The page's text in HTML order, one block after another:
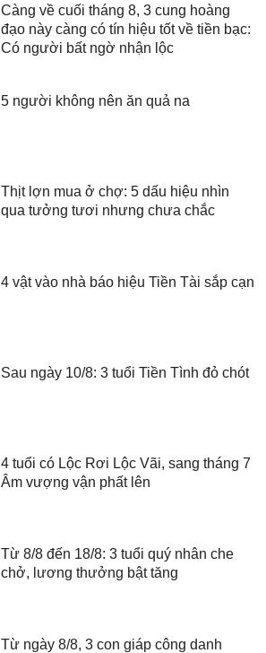
Càng về cuối tháng 8, 3 cung hoàng
đạo này càng có tín hiệu tốt về tiền bạc:
Có người bất ngờ nhận lộc
5 người không nên ăn quả na
Thịt lợn mua ở chợ: 5 dấu hiệu nhìn
qua tưởng tươi nhưng chưa chắc
4 vật vào nhà báo hiệu Tiền Tài sắp cạn
Sau ngày 10/8: 3 tuổi Tiền Tình đỏ chót
4 tuổi có Lộc Rơi Lộc Vãi, sang tháng 7
Âm vượng vận phất lên
Từ 8/8 đến 18/8: 3 tuổi quý nhân che
chở, lương thưởng bật tăng
Từ ngày 8/8, 3 con giáp công danh